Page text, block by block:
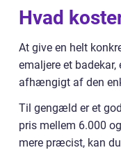
Hvad
At give en helt
emaljere et
afhængigt af den
Til gengæld er et
pris mellem 6.000
mere præcist, kan